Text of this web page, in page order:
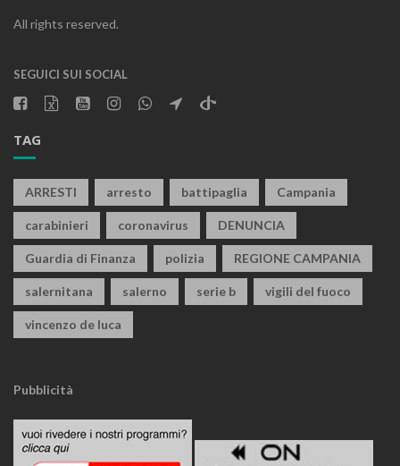
All rights reserved.
SEGUICI SUI SOCIAL
TAG
ARRESTI arresto battipaglia Campania
carabinieri coronavirus DENUNCIA
Guardia di Finanza polizia REGIONE CAMPANIA
salernitana salerno serie b vigili del fuoco
vincenzo de luca
Pubblicità